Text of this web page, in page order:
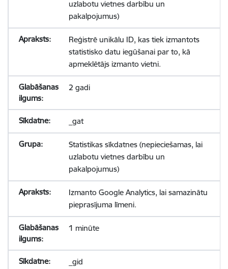
uzlabotu vietnes darbību un
pakalpojumus)
Reģistrē unikālu ID, kas tiek izmantots
statistisko datu iegūšanai par to, kā
apmeklētājs izmanto vietni.
2 gadi
_gat
Statistikas sīkdatnes (nepieciešamas, lai
uzlabotu vietnes darbību un
pakalpojumus)
Izmanto Google Analytics, lai samazinātu
pieprasījuma līmeni.
1 minūte
_gid